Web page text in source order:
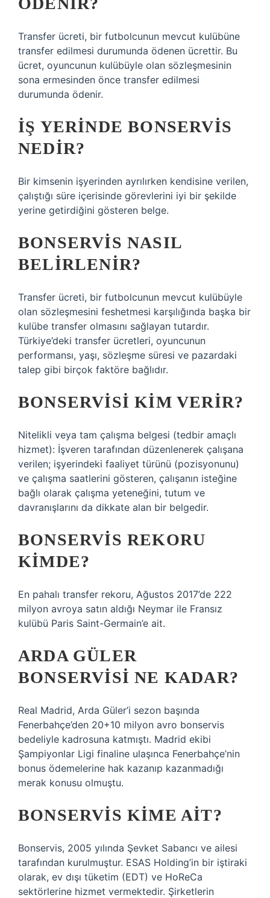
Transfer ücreti, bir futbolcunun mevcut kulübüne
transfer edilmesi durumunda ödenen ücrettir. Bu
ücret, oyuncunun kulübüyle olan sözleşmesinin
sona ermesinden önce transfer edilmesi
durumunda ödenir.
İŞ YERINDE BONSERVIS
NEDIR?
Bir kimsenin işyerinden ayrılırken kendisine verilen,
çalıştığı süre içerisinde görevlerini iyi bir şekilde
yerine getirdiğini gösteren belge.
BONSERVIS NASIL
BELIRLENIR?
Transfer ücreti, bir futbolcunun mevcut kulübüyle
olan sözleşmesini feshetmesi karşılığında başka bir
kulübe transfer olmasını sağlayan tutardır.
Türkiye’deki transfer ücretleri, oyuncunun
performansı, yaşı, sözleşme süresi ve pazardaki
talep gibi birçok faktöre bağlıdır.
BONSERVISI KIM VERIR?
Nitelikli veya tam çalışma belgesi (tedbir amaçlı
hizmet): İşveren tarafından düzenlenerek çalışana
verilen; işyerindeki faaliyet türünü (pozisyonunu)
ve çalışma saatlerini gösteren, çalışanın isteğine
bağlı olarak çalışma yeteneğini, tutum ve
davranışlarını da dikkate alan bir belgedir.
BONSERVIS REKORU
KIMDE?
En pahalı transfer rekoru, Ağustos 2017’de 222
milyon avroya satın aldığı Neymar ile Fransız
kulübü Paris Saint-Germain’e ait.
ARDA GÜLER
BONSERVISI NE KADAR?
Real Madrid, Arda Güler’i sezon başında
Fenerbahçe’den 20+10 milyon avro bonservis
bedeliyle kadrosuna katmıştı. Madrid ekibi
Şampiyonlar Ligi finaline ulaşınca Fenerbahçe’nin
bonus ödemelerine hak kazanıp kazanmadığı
merak konusu olmuştu.
BONSERVIS KIME AIT?
Bonservis, 2005 yılında Şevket Sabancı ve ailesi
tarafından kurulmuştur. ESAS Holding’in bir iştiraki
olarak, ev dışı tüketim (EDT) ve HoReCa
sektörlerine hizmet vermektedir. Şirketlerin